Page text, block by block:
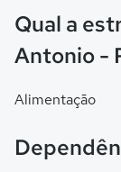
Qual a
Antonio -
Alimentação